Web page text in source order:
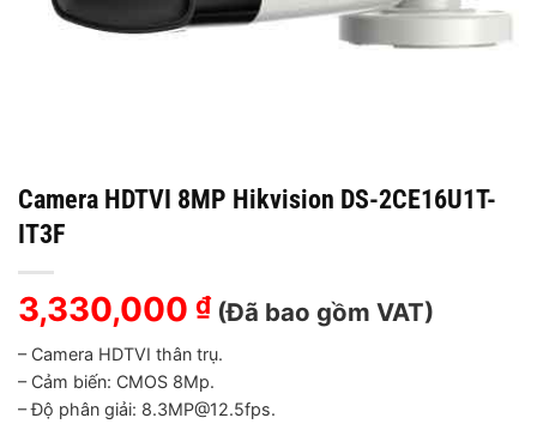
Camera HDTVI 8MP Hikvision DS-2CE16U1T-
IT3F
3,330,000 ₫ (Đã bao gồm VAT)
– Camera HDTVI thân trụ.
– Cảm biến: CMOS 8Mp.
– Độ phân giải: 8.3MP@12.5fps.